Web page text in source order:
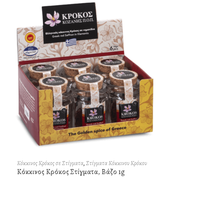
Κόκκινος Κρόκος σε Στίγματα,Στίγματα Κόκκινου Κρόκου
Κόκκινος Κρόκος Στίγματα, Βάζο 1g